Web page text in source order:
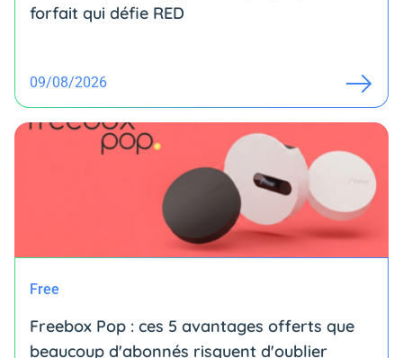
forfait qui défie RED
09/08/2026
Free
Freebox Pop : ces 5 avantages offerts que
beaucoup d'abonnés risquent d'oublier